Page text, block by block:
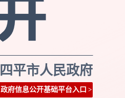
四平市人民政府
政府信息公开基础平台入口 >